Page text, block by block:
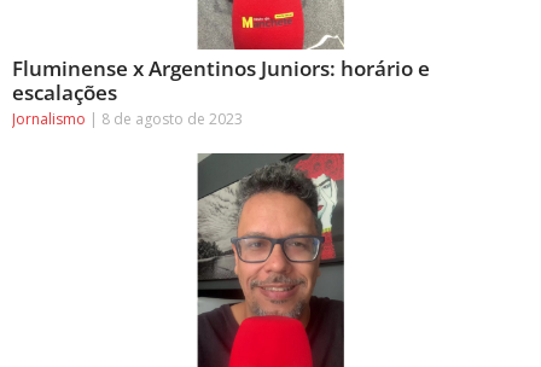
Fluminense x Argentinos Juniors: horário e
escalações
Jornalismo 8 de agosto de 2023